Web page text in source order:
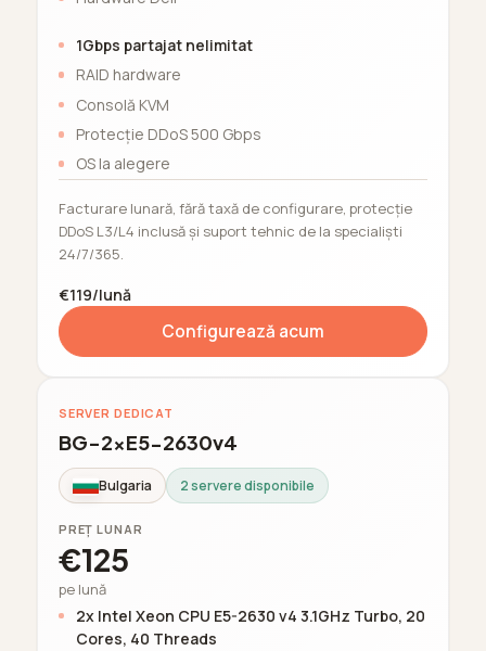
1Gbps partajat nelimitat
RAID hardware
Consolă KVM
Protecție DDoS 500 Gbps
OS la alegere
Facturare lunară, fără taxă de configurare, protecție
DDoS L3/L4 inclusă și suport tehnic de la specialiști
24/7/365.
€119/lună
Configurează acum
SERVER DEDICAT
BG-2xE5-2630v4
Bulgaria 2 servere disponibile
PREȚ LUNAR
€125
pe lună
2x Intel Xeon CPU E5-2630 v4 3.1GHz Turbo, 20
Cores, 40 Threads